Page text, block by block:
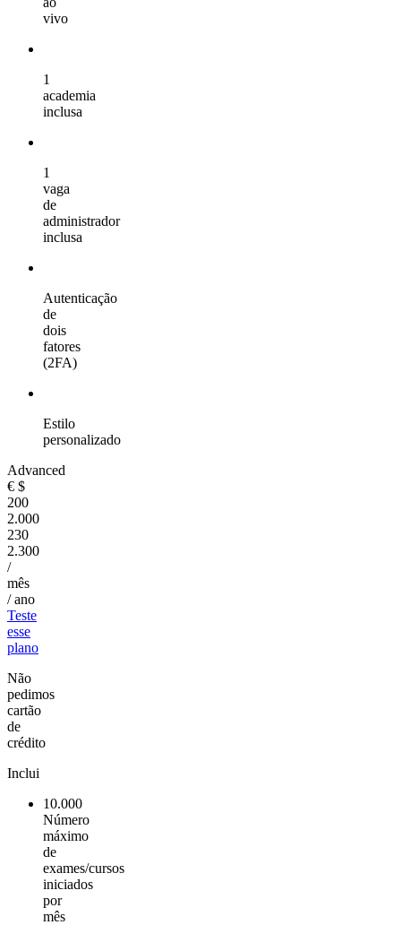
vivo
1
academia
inclusa
1
vaga
de
administrador
inclusa
Autenticação
de
dois
fatores
(2FA)
Estilo
personalizado
Advanced
€ $
200
2.000
230
2.300
/
mês
/ ano
Teste
esse
plano
Não
pedimos
cartão
de
crédito
Inclui
10.000
Número
máximo
de
exames/cursos
iniciados
por
mês